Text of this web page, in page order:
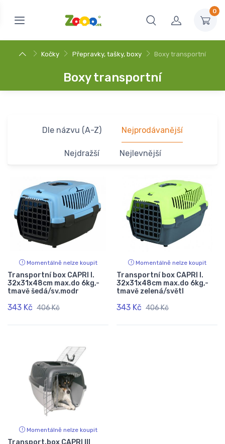
0
Kočky Přepravky, tašky, boxy Boxy transportní
Boxy transportní
Dle názvu (A-Z) Nejprodávanější
Nejdražší Nejlevnější
Momentálně nelze koupit
Transportní box CAPRI I.
32x31x48cm max.do 6kg,-
tmavě šedá/sv.modr
343 Kč 406 Kč
Momentálně nelze koupit
Transportní box CAPRI I.
32x31x48cm max.do 6kg,-
tmavě zelená/světl
343 Kč 406 Kč
Momentálně nelze koupit
Transport.box CAPRI III